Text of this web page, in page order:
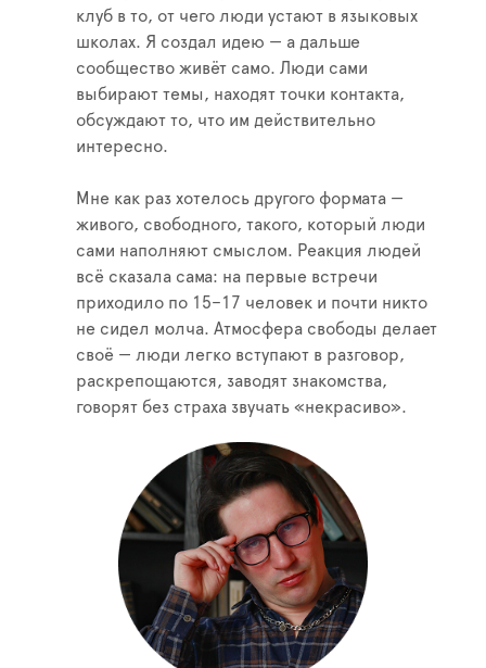
клуб в то, от чего люди устают в языковых
школах. Я создал идею — а дальше
сообщество живёт само. Люди сами
выбирают темы, находят точки контакта,
обсуждают то, что им действительно
интересно.
Мне как раз хотелось другого формата —
живого, свободного, такого, который люди
сами наполняют смыслом. Реакция людей
всё сказала сама: на первые встречи
приходило по 15–17 человек и почти никто
не сидел молча. Атмосфера свободы делает
своё — люди легко вступают в разговор,
раскрепощаются, заводят знакомства,
говорят без страха звучать «некрасиво».